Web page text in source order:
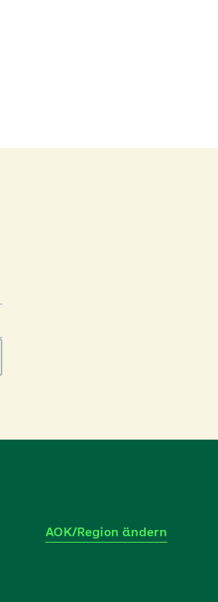
AOK/Region ändern